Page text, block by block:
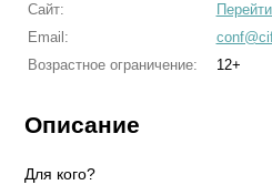
Сайт:
Email:
Возрастное ограничение:
12+
Описание
Для кого?